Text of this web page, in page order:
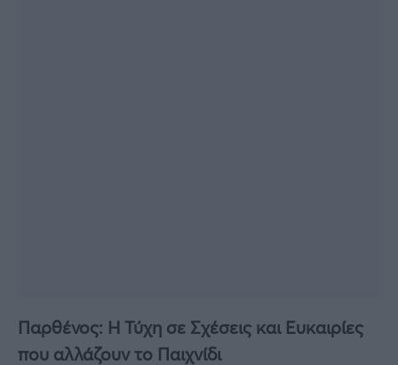
Παρθένος: Η Τύχη σε Σχέσεις και Ευκαιρίες
που αλλάζουν το Παιχνίδι